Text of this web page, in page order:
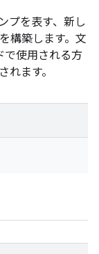
プを表す、新し
構築します。文
で使用される方
れます。